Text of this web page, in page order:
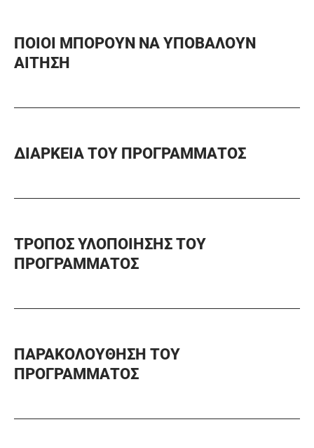
ΠΟΙΟΙ ΜΠΟΡΟΥΝ ΝΑ ΥΠΟΒΑΛΟΥΝ
ΑΙΤΗΣΗ
ΔΙΑΡΚΕΙΑ ΤΟΥ ΠΡΟΓΡΑΜΜΑΤΟΣ
ΤΡΟΠΟΣ ΥΛΟΠΟΙΗΣΗΣ ΤΟΥ
ΠΡΟΓΡΑΜΜΑΤΟΣ
ΠΑΡΑΚΟΛΟΥΘΗΣΗ ΤΟΥ
ΠΡΟΓΡΑΜΜΑΤΟΣ